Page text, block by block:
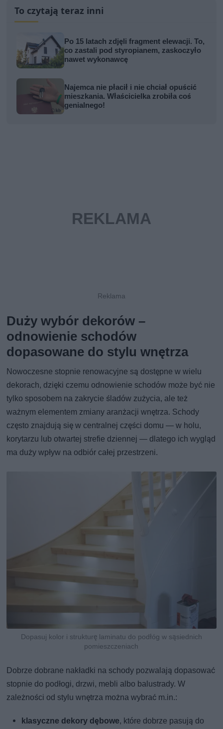
To czytają teraz inni
Po 15 latach zdjęli fragment elewacji. To,
co zastali pod styropianem, zaskoczyło
nawet wykonawcę
Najemca nie płacił i nie chciał opuścić
mieszkania. Właścicielka zrobiła coś
genialnego!
Duży wybór dekorów –
odnowienie schodów
dopasowane do stylu wnętrza
Nowoczesne stopnie renowacyjne są dostępne w wielu
dekorach, dzięki czemu odnowienie schodów może być nie
tylko sposobem na zakrycie śladów zużycia, ale też
ważnym elementem zmiany aranżacji wnętrza. Schody
często znajdują się w centralnej części domu — w holu,
korytarzu lub otwartej strefie dziennej — dlatego ich wygląd
ma duży wpływ na odbiór całej przestrzeni.
Dopasuj kolor i strukturę laminatu do podłóg w sąsiednich
pomieszczeniach
Dobrze dobrane nakładki na schody pozwalają dopasować
stopnie do podłogi, drzwi, mebli albo balustrady. W
zależności od stylu wnętrza można wybrać m.in.:
klasyczne dekory dębowe, które dobrze pasują do